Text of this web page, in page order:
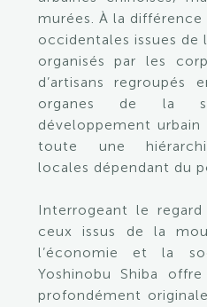
murées. À la
occidentales issues de
organisés par les
d’artisans regroupés
organes de la
développement
toute une
locales dépendant du
Interrogeant le
ceux issus de la
l’économie et la
Yoshinobu Shiba
profondément